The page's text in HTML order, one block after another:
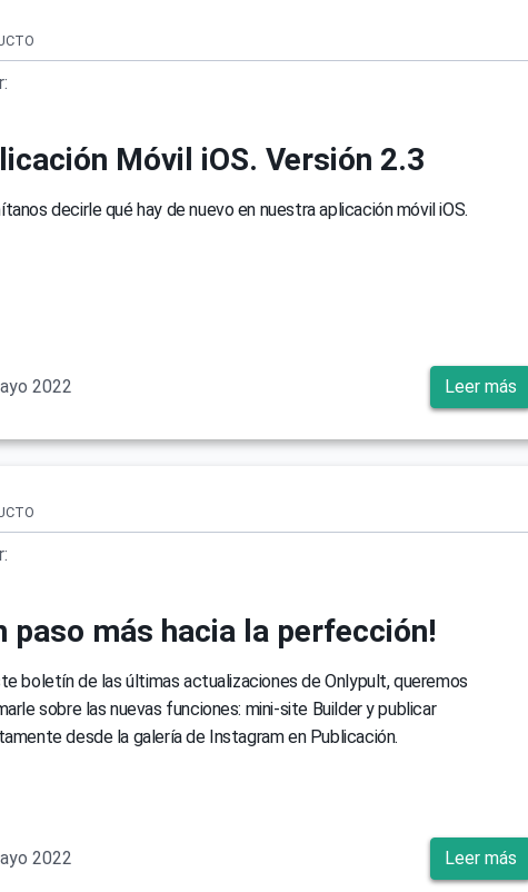
Móvil iOS. Versión 2.3
decirle qué hay de nuevo en nuestra aplicación móvil iOS.
2022 Leer más
paso más hacia la perfección!
boletín de las últimas actualizaciones de Onlypult, queremos
sobre las nuevas funciones: mini-site Builder y publicar
desde la galería de Instagram en Publicación.
2022 Leer más